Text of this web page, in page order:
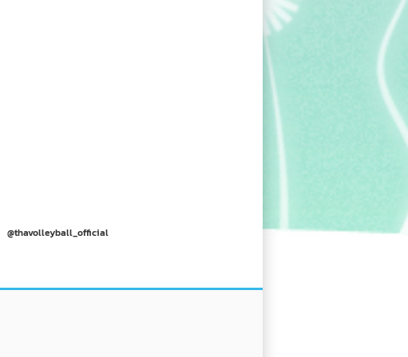
@thavolleyball_official